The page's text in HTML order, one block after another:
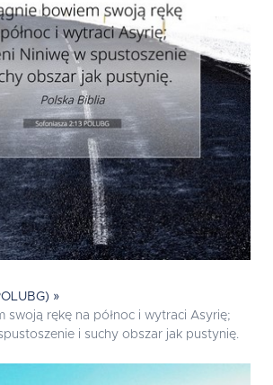
»
swoją rękę na północ i wytraci Asyrię;
i suchy obszar jak pustynię.